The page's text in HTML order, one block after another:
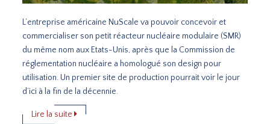
L’entreprise américaine NuScale va pouvoir concevoir et
commercialiser son petit réacteur nucléaire modulaire (SMR)
du même nom aux Etats-Unis, après que la Commission de
réglementation nucléaire a homologué son design pour
utilisation. Un premier site de production pourrait voir le jour
d’ici à la fin de la décennie.
Lire la suite